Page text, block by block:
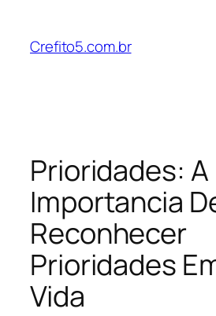
Crefito5.com.br
Prioridades: A
Importancia
Reconhecer
Prioridades
Vida